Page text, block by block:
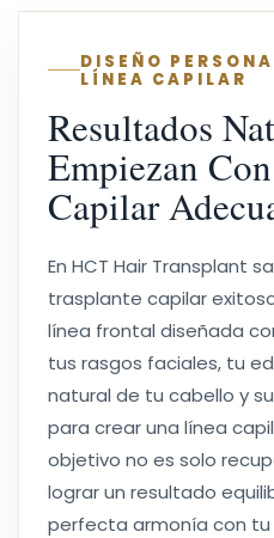
DISEÑO
LÍNEA CAPILAR
Resultados
Empiezan
Capilar
En HCT Hair Transplant
trasplante capilar
línea frontal diseñada
tus rasgos faciales, tu
natural de tu cabello y
para crear una línea
objetivo no es solo
lograr un resultado
perfecta armonía con tu